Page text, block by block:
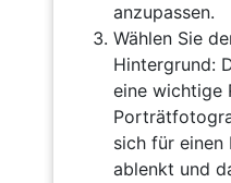
anzupassen.
Wählen Sie
Hintergrund:
eine wichtige
sich für einen
ablenkt und